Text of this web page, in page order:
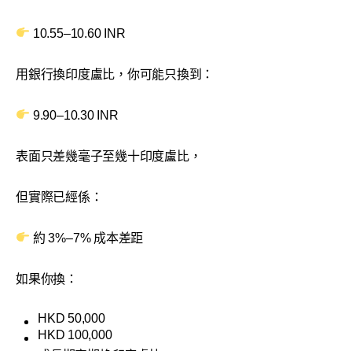
10.55–10.60 INR
用銀行換印度盧比，你可能只換到：
9.90–10.30 INR
表面只差幾毫子至幾十印度盧比，
但實際已經係：
約 3%–7% 成本差距
如果你換：
HKD 50,000
HKD 100,000